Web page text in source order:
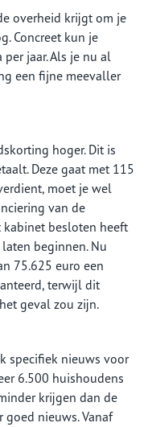
overheid krijgt om je
Concreet kun je
jaar. Als je nu al
een fijne meevaller
hoger. Dit is
Deze gaat met 115
moet je wel
van de
besloten heeft
beginnen. Nu
75.625 euro een
terwijl dit
geval zou zijn.
specifiek nieuws voor
6.500 huishoudens
krijgen dan de
goed nieuws. Vanaf